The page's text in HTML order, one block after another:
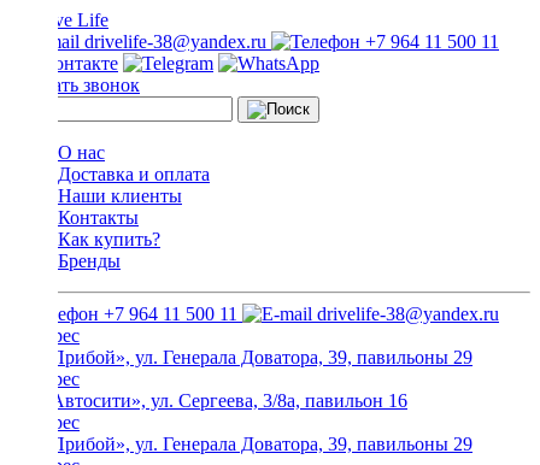
drivelife-38@yandex.ru +7 964 11 500 11
Заказать звонок
О нас
Доставка и оплата
Наши клиенты
Контакты
Как купить?
Бренды
+7 964 11 500 11 drivelife-38@yandex.ru
ТЦ «Прибой», ул. Генерала Доватора, 39, павильоны 29
ТЦ «Автосити», ул. Сергеева, 3/8а, павильон 16
ТЦ «Прибой», ул. Генерала Доватора, 39, павильоны 29